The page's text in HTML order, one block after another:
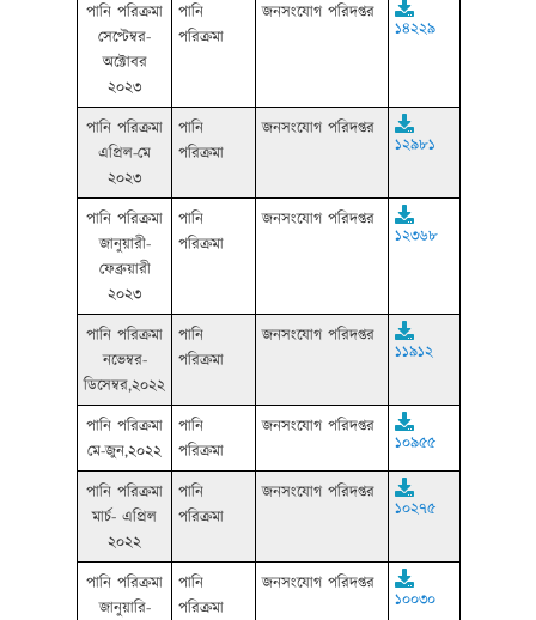
পানি পরিক্রমা
সেপ্টেম্বর-
অক্টোবর
২০২৩
পানি
পরিক্রমা
জনসংযোগ পরিদপ্তর
১৪২২৯
পানি পরিক্রমা
এপ্রিল-মে
২০২৩
পানি
পরিক্রমা
জনসংযোগ পরিদপ্তর
১২৯৮১
পানি পরিক্রমা
জানুয়ারী-
ফেব্রুয়ারী
২০২৩
পানি
পরিক্রমা
জনসংযোগ পরিদপ্তর
১২৩৬৮
পানি পরিক্রমা
নভেম্বর-
ডিসেম্বর,২০২২
পানি
পরিক্রমা
জনসংযোগ পরিদপ্তর
১১৯১২
পানি পরিক্রমা
মে-জুন,২০২২
পানি
পরিক্রমা
জনসংযোগ পরিদপ্তর
১০৯৫৫
পানি পরিক্রমা
মার্চ- এপ্রিল
২০২২
পানি
পরিক্রমা
জনসংযোগ পরিদপ্তর
১০২৭৫
পানি পরিক্রমা
জানুয়ারি-
পানি
পরিক্রমা
জনসংযোগ পরিদপ্তর
১০০৩০